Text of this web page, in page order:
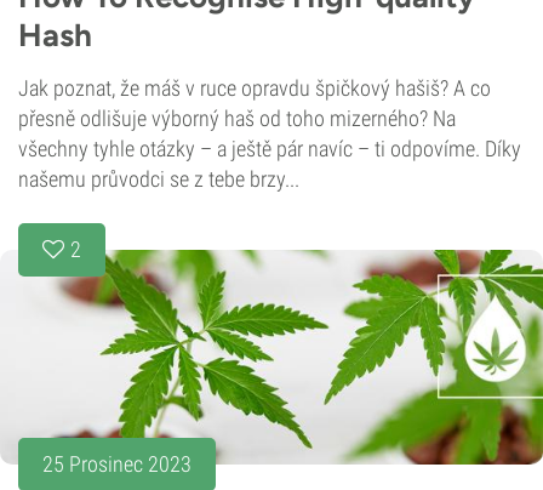
Hash
Jak poznat, že máš v ruce opravdu špičkový hašiš? A co
přesně odlišuje výborný haš od toho mizerného? Na
všechny tyhle otázky – a ještě pár navíc – ti odpovíme. Díky
našemu průvodci se z tebe brzy...
2
25 Prosinec 2023